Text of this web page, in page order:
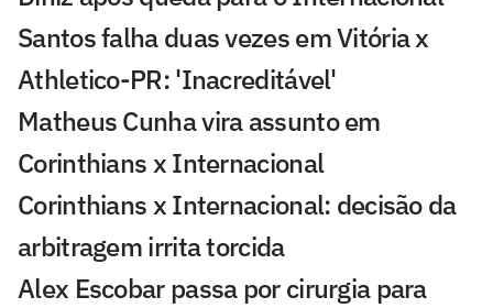
Santos falha duas vezes em Vitória x
Athletico-PR: 'Inacreditável'
Matheus Cunha vira assunto em
Corinthians x Internacional
Corinthians x Internacional: decisão da
arbitragem irrita torcida
Alex Escobar passa por cirurgia para